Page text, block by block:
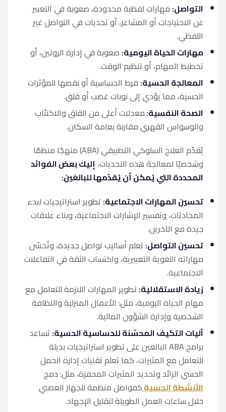
التواصل: مهارات لفظية محدودة، صعوبة في التعبير
عن الاحتياجات أو المشاعر، أو تحديات في التواصل غير
اللفظي.
مهارات الحياة اليومية: صعوبة في إدارة الروتين، أو
تخطيط المهام، أو تنظيم الوقت.
المعالجة الحسية: فرط الحساسية أو نقصها للمؤثرات
الحسية، مما يؤدي إلى نوبات غضب أو قلق.
الصحة النفسية:معدلات أعلى من القلق والاكتئاب
والوسواس القهري مقارنة بعامة السكان.
يُقدّم العلاج السلوكي التطبيقي (ABA) منهجًا منظمًا
وشخصيًا لمعالجة هذه التحديات، إليك بعض الفوائد
المحددة التي يُمكن أن يُقدّمها للبالغين:
تحسين المهارات الاجتماعية: تطوير استراتيجيات لبدء
المحادثات، وتفسير الإشارات الاجتماعية، وبناء علاقات
جيدة مع الآخرين.
تحسين التواصل: تعلم أساليب تواصل جديدة، وتُحسّن
مهاراته اللغوية التعبيرية، واكتساب الثقة في التفاعلات
الاجتماعية.
زيادة الاستقلالية: تطوير المهارات اللازمة للتعامل مع
مهام الحياة اليومية، مثل: الأعمال المنزلية والنظافة
الشخصية وإدارة الشؤون المالية.
آليات التكيف المحسّنة للحساسية الحسية: تساعد
برامج ABA البالغين على تطوير استراتيجيات بديلة
للتعامل مع المثيرات، كما تعلم تقنيات إدارة الحمل
الحسي الزائد وتحديد المثيرات المحفزة، مثل: دمج
الأنشطة الحسيةكفواصل منظمة للجهاز العصبي
خلال ساعات العمل الطويلة لتقليل الإجهاد.